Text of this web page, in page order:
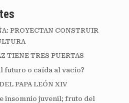
PROYECTAN CONSTRUIR
TIENE TRES PUERTAS
futuro o caída al vacío?
PAPA LEÓN XIV
insomnio juvenil; fruto del